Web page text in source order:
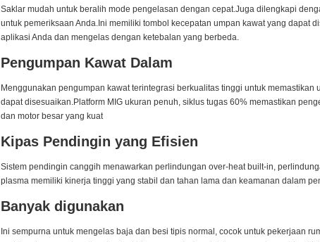
Saklar mudah untuk beralih mode pengelasan dengan cepat.Juga dilengkapi
untuk pemeriksaan Anda.Ini memiliki tombol kecepatan umpan kawat yang dapat
aplikasi Anda dan mengelas dengan ketebalan yang berbeda.
Pengumpan Kawat Dalam
Menggunakan pengumpan kawat terintegrasi berkualitas tinggi untuk
dapat disesuaikan.Platform MIG ukuran penuh, siklus tugas 60% memastikan
dan motor besar yang kuat
Kipas Pendingin yang Efisien
Sistem pendingin canggih menawarkan perlindungan over-heat built-in,
plasma memiliki kinerja tinggi yang stabil dan tahan lama dan keamanan dalam
Banyak digunakan
Ini sempurna untuk mengelas baja dan besi tipis normal, cocok untuk pekerjaan